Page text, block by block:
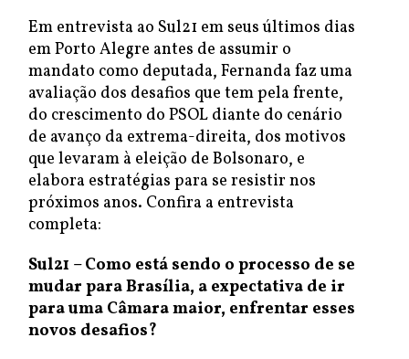
Em entrevista ao Sul21 em seus últimos dias
em Porto Alegre antes de assumir o
mandato como deputada, Fernanda faz uma
avaliação dos desafios que tem pela frente,
do crescimento do PSOL diante do cenário
de avanço da extrema-direita, dos motivos
que levaram à eleição de Bolsonaro, e
elabora estratégias para se resistir nos
próximos anos. Confira a entrevista
completa:
Sul21 – Como está sendo o processo de se
mudar para Brasília, a expectativa de ir
para uma Câmara maior, enfrentar esses
novos desafios?